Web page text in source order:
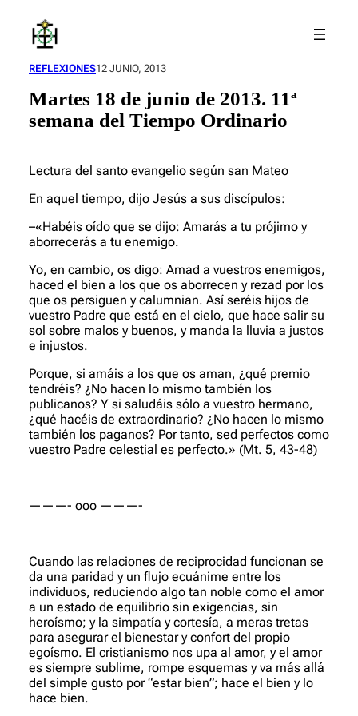
contenido
REFLEXIONES12 JUNIO, 2013
Martes 18 de junio de 2013. 11ª
semana del Tiempo Ordinario
Lectura del santo evangelio según san Mateo
En aquel tiempo, dijo Jesús a sus discípulos:
–«Habéis oído que se dijo: Amarás a tu prójimo y
aborrecerás a tu enemigo.
Yo, en cambio, os digo: Amad a vuestros enemigos,
haced el bien a los que os aborrecen y rezad por los
que os persiguen y calumnian. Así seréis hijos de
vuestro Padre que está en el cielo, que hace salir su
sol sobre malos y buenos, y manda la lluvia a justos
e injustos.
Porque, si amáis a los que os aman, ¿qué premio
tendréis? ¿No hacen lo mismo también los
publicanos? Y si saludáis sólo a vuestro hermano,
¿qué hacéis de extraordinario? ¿No hacen lo mismo
también los paganos? Por tanto, sed perfectos como
vuestro Padre celestial es perfecto.» (Mt. 5, 43-48)
———- ooo ———-
Cuando las relaciones de reciprocidad funcionan se
da una paridad y un flujo ecuánime entre los
individuos, reduciendo algo tan noble como el amor
a un estado de equilibrio sin exigencias, sin
heroísmo; y la simpatía y cortesía, a meras tretas
para asegurar el bienestar y confort del propio
egoísmo. El cristianismo nos upa al amor, y el amor
es siempre sublime, rompe esquemas y va más allá
del simple gusto por “estar bien”; hace el bien y lo
hace bien.